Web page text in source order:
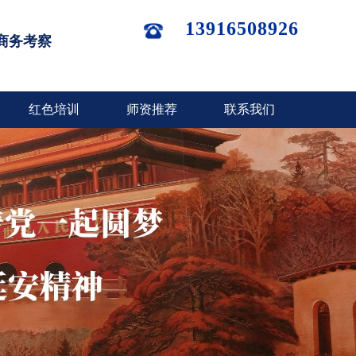
务考察
13916508926
红色培训 师资推荐 联系我们